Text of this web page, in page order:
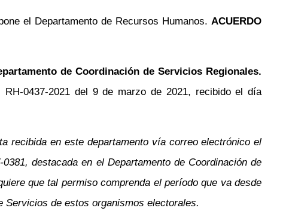
el Departamento de Recursos Humanos.ACUERDO
de Coordinación de Servicios Regionales.
0437-2021 del 9 de marzo de 2021, recibido el día
recibida en este departamento vía correo electrónico el
destacada en el Departamento de Coordinación de
que tal permiso comprenda el período que va desde
Servicios de estos organismos electorales.